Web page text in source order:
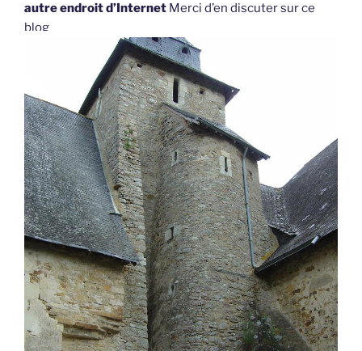
autre endroit d’Internet Merci d’en discuter sur ce
blog